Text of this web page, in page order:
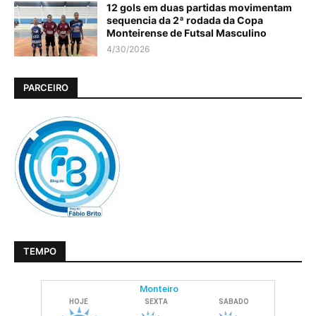
12 gols em duas partidas movimentam
sequencia da 2ª rodada da Copa
Monteirense de Futsal Masculino
4/30/2026
PARCEIRO
TEMPO